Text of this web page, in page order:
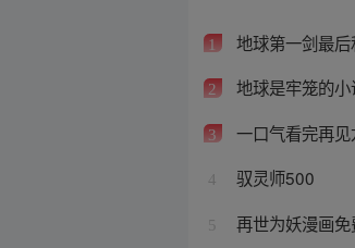
1 地球第一剑最
2 地球是牢笼的小
3 一口气看完再见
4 驭灵师500
5 再世为妖漫画